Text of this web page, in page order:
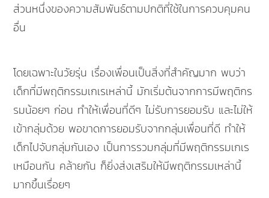
ส่วนหนึ่งของความสัมพันธ์ตามปกติที่ใช้ในการควบคุมคน
อื่น
โดยเฉพาะในวัยรุ่น เรื่องเพื่อนเป็นสิ่งที่สำคัญมาก พบว่า
เด็กที่มีพฤติกรรมเกเรเหล่านี้ มักเริ่มต้นจากการมีพฤติกร
รมน้อยๆ ก่อน ทำให้เพื่อนที่ดีๆ ไม่รับการยอมรับ และไม่ให้
เข้ากลุ่มด้วย พอขาดการยอมรับจากกลุ่มเพื่อนที่ดี ทำให้
เด็กไปจับกลุ่มกันเอง เป็นการรวมกลุ่มที่มีพฤติกรรมเกเร
เหมือนกัน คล้ายกัน ก็ยิ่งส่งเสริมให้มีพฤติกรรมเหล่านี้
มากขึ้นเรื่อยๆ